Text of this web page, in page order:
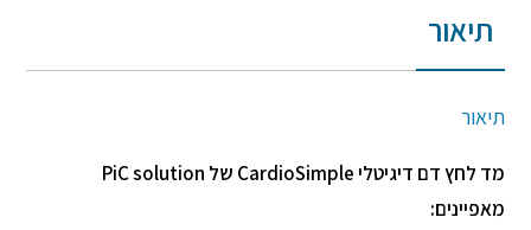
תיאור
תיאור
מד לחץ דם דיגיטלי CardioSimple של PiC solution
מאפיינים: